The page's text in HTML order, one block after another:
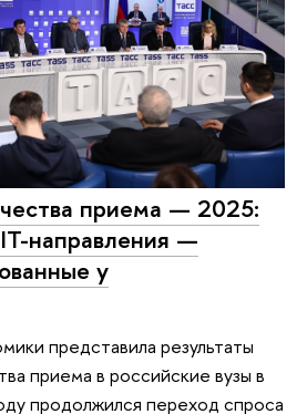
приема — 2025:
направления —
у
представила результаты
приема в российские вузы в
продолжился переход спроса